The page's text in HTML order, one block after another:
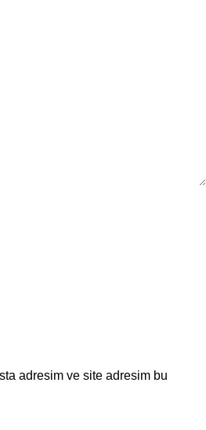
adresim ve site adresim bu